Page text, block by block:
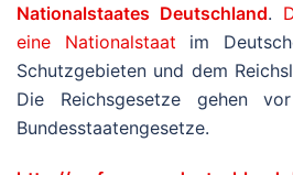
Nationalstaates Deutschland.
eine Nationalstaat im
Schutzgebieten und dem
Die Reichsgesetze gehen
Bundesstaatengesetze.